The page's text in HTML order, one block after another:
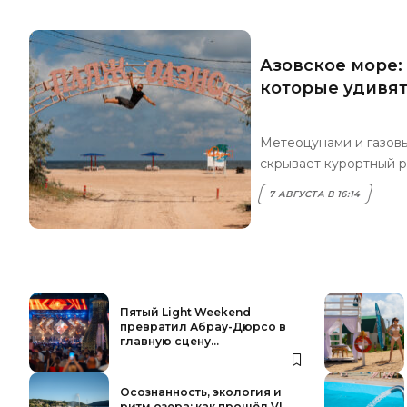
Азовское
которые
Метеоцунами и
скрывает курортный
7 АВГУСТА В 16:14
Пятый Light Weekend
превратил Абрау-Дюрсо в
главную сцену
Осознанность, экология и